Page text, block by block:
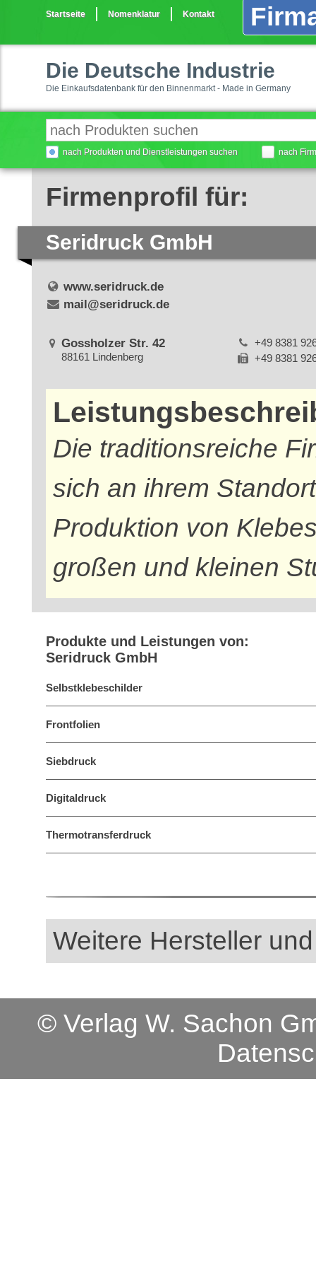
Startseite Nomenklatur Kontakt
Die Deutsche Industrie
Die Einkaufsdatenbank für den Binnenmarkt - Made in Germany
nach Produkten und Dienstleistungen suchen nach
Firmenprofil für:
Seridruck GmbH
www.seridruck.de
mail@seridruck.de
Gossholzer Str. 42
88161 Lindenberg
+49 8381
+49 8381
Die traditionsreiche
sich an ihrem
Produktion von
großen und kleinen
Produkte und Leistungen von:
Seridruck GmbH
Selbstklebeschilder
Frontfolien
Siebdruck
Digitaldruck
Thermotransferdruck
Weitere Hersteller
© Verlag W. Sachon